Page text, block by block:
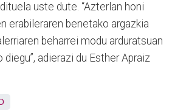
uste dute. “Azterlan honi
erabileraren benetako argazkia
beharrei modu arduratsuan
adierazi du Esther Apraiz